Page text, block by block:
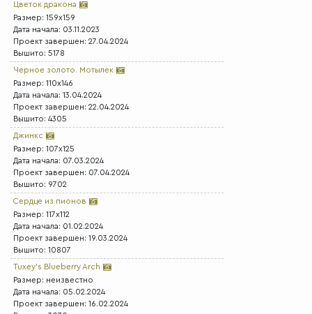
Цветок дракона
Размер: 159x159
Дата начала: 03.11.2023
Проект завершен: 27.04.2024
Вышито: 5178
Черное золото. Мотылек
Размер: 110x146
Дата начала: 13.04.2024
Проект завершен: 22.04.2024
Вышито: 4305
Джинкс
Размер: 107x125
Дата начала: 07.03.2024
Проект завершен: 07.04.2024
Вышито: 9702
Сердце из пионов
Размер: 117x112
Дата начала: 01.02.2024
Проект завершен: 19.03.2024
Вышито: 10807
Tuxey's Blueberry Arch
Размер: неизвестно
Дата начала: 05.02.2024
Проект завершен: 16.02.2024